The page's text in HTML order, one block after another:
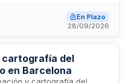
general, maqueta y
meses.
En Plazo
28/09/2026
cartografía del
en Barcelona